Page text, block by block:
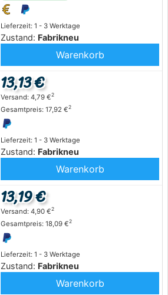
Lieferzeit: 1 - 3 Werktage
Zustand: Fabrikneu
Warenkorb
Lieferzeit: 1 - 3 Werktage
Zustand: Fabrikneu
13,13 €
Versand: 4,79 €2
Gesamtpreis: 17,92 €2
Warenkorb
Lieferzeit: 1 - 3 Werktage
Zustand: Fabrikneu
13,19 €
Versand: 4,90 €2
Gesamtpreis: 18,09 €2
Warenkorb